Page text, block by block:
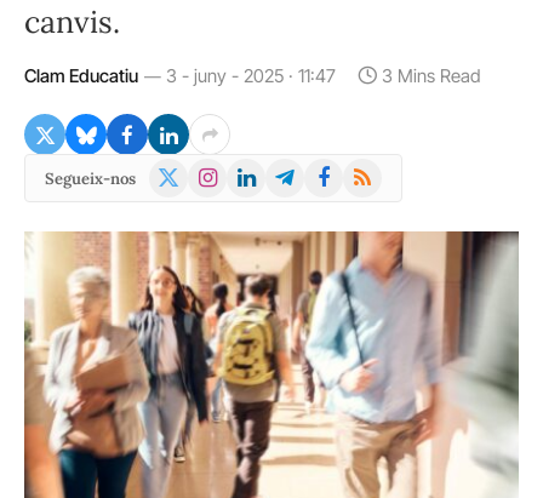
canvis.
Clam Educatiu 3 - juny - 2025 · 11:47 3 Mins Read
Segueix-nos
X
Instagram
LinkedInTelegramFacebook
RSS